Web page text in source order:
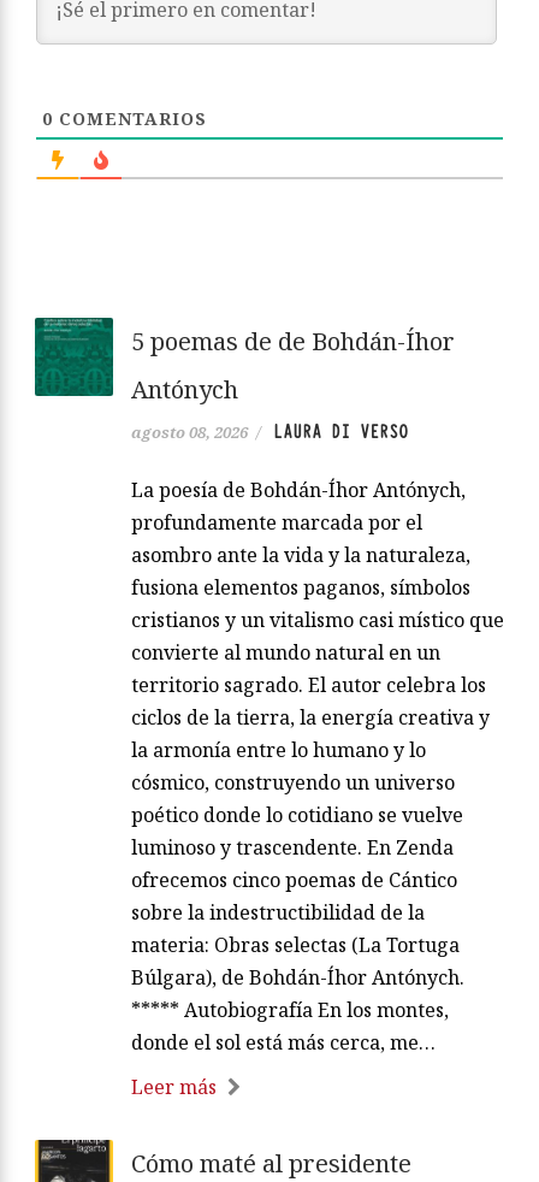
0 COMENTARIOS
5 poemas de de Bohdán-Íhor
Antónych
agosto 08, 2026 / LAURA DI VERSO
La poesía de Bohdán-Íhor Antónych,
profundamente marcada por el
asombro ante la vida y la naturaleza,
fusiona elementos paganos, símbolos
cristianos y un vitalismo casi místico que
convierte al mundo natural en un
territorio sagrado. El autor celebra los
ciclos de la tierra, la energía creativa y
la armonía entre lo humano y lo
cósmico, construyendo un universo
poético donde lo cotidiano se vuelve
luminoso y trascendente. En Zenda
ofrecemos cinco poemas de Cántico
sobre la indestructibilidad de la
materia: Obras selectas (La Tortuga
Búlgara), de Bohdán-Íhor Antónych.
***** Autobiografía En los montes,
donde el sol está más cerca, me…
Leer más
Cómo maté al presidente